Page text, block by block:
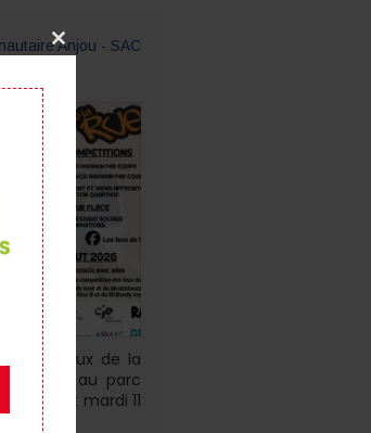
Anjou - SAC
des Jeux de la
au parc
10 et mardi 11
Close
module